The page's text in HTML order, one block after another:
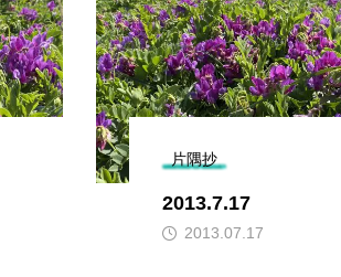
片隅抄
2013.7.17
2013.07.17